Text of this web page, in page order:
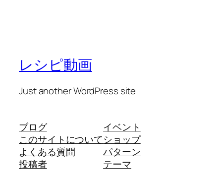
レシピ動画
Just another WordPress site
ブログ
このサイトについて
よくある質問
投稿者
イベント
ショップ
パターン
テーマ